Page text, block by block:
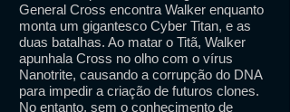
General Cross encontra Walker enquanto
monta um gigantesco Cyber ​​Titan, e as
duas batalhas. Ao matar o Titã, Walker
apunhala Cross no olho com o vírus
Nanotrite, causando a corrupção do DNA
para impedir a criação de futuros clones.
No entanto, sem o conhecimento de